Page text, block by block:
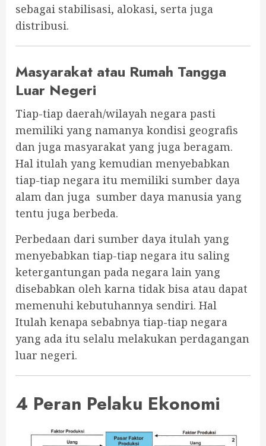
sebagai stabilisasi, alokasi, serta juga
distribusi.
Masyarakat atau Rumah Tangga
Luar Negeri
Tiap-tiap daerah/wilayah negara pasti
memiliki yang namanya kondisi geografis
dan juga masyarakat yang juga beragam.
Hal itulah yang kemudian menyebabkan
tiap-tiap negara itu memiliki sumber daya
alam dan juga sumber daya manusia yang
tentu juga berbeda.
Perbedaan dari sumber daya itulah yang
menyebabkan tiap-tiap negara itu saling
ketergantungan pada negara lain yang
disebabkan oleh karna tidak bisa atau dapat
memenuhi kebutuhannya sendiri. Hal
Itulah kenapa sebabnya tiap-tiap negara
yang ada itu selalu melakukan perdagangan
luar negeri.
4 Peran Pelaku Ekonomi